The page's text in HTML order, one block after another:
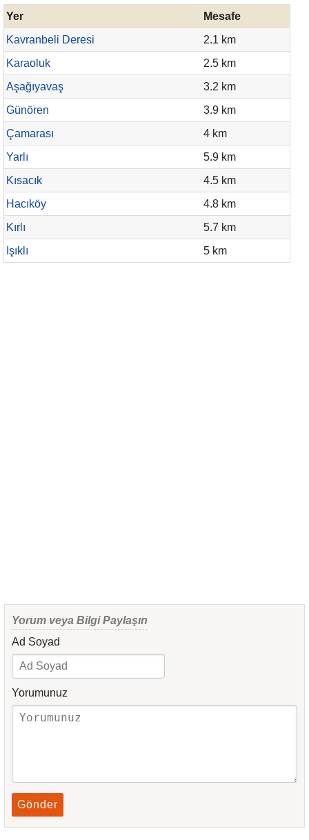
Yer
Mesafe
Kavranbeli Deresi
2.1 km
Karaoluk
2.5 km
Aşağıyavaş
3.2 km
Günören
3.9 km
Çamarası
4 km
Yarlı
5.9 km
Kısacık
4.5 km
Hacıköy
4.8 km
Kırlı
5.7 km
Işıklı
5 km
Yorum veya Bilgi Paylaşın
Ad Soyad
Yorumunuz
Gönder